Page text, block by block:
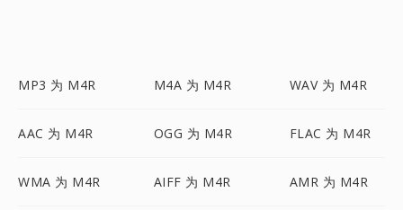
MP3 为 M4R M4A 为 M4R WAV 为 M4R
AAC 为 M4R OGG 为 M4R FLAC 为 M4R
WMA 为 M4R AIFF 为 M4R AMR 为 M4R